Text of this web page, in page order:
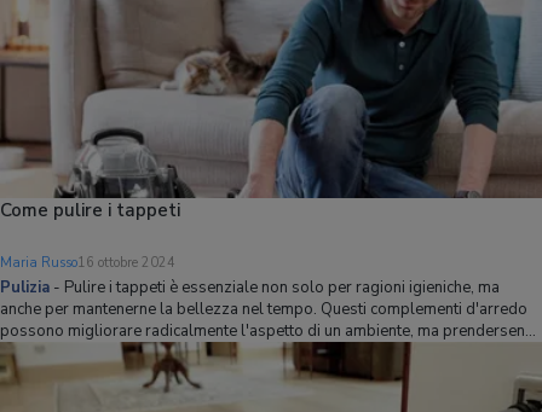
Come pulire i tappeti
Maria Russo16 ottobre 2024
Pulizia - Pulire i tappeti è essenziale non solo per ragioni igieniche, ma
anche per mantenerne la bellezza nel tempo. Questi complementi d'arredo
possono migliorare radicalmente l'aspetto di un ambiente, ma prendersene
cura non è sempre facile, perché il semplice uso dell'aspirapolvere non
basta. In quest